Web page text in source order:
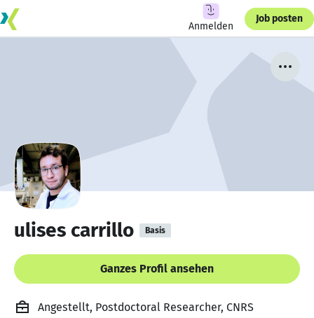
Anmelden
Job posten
ulises carrillo Basis
Ganzes Profil ansehen
Angestellt, Postdoctoral Researcher, CNRS